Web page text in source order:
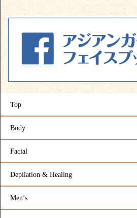
Top
Body
Facial
Depilation & Healing
Men’s